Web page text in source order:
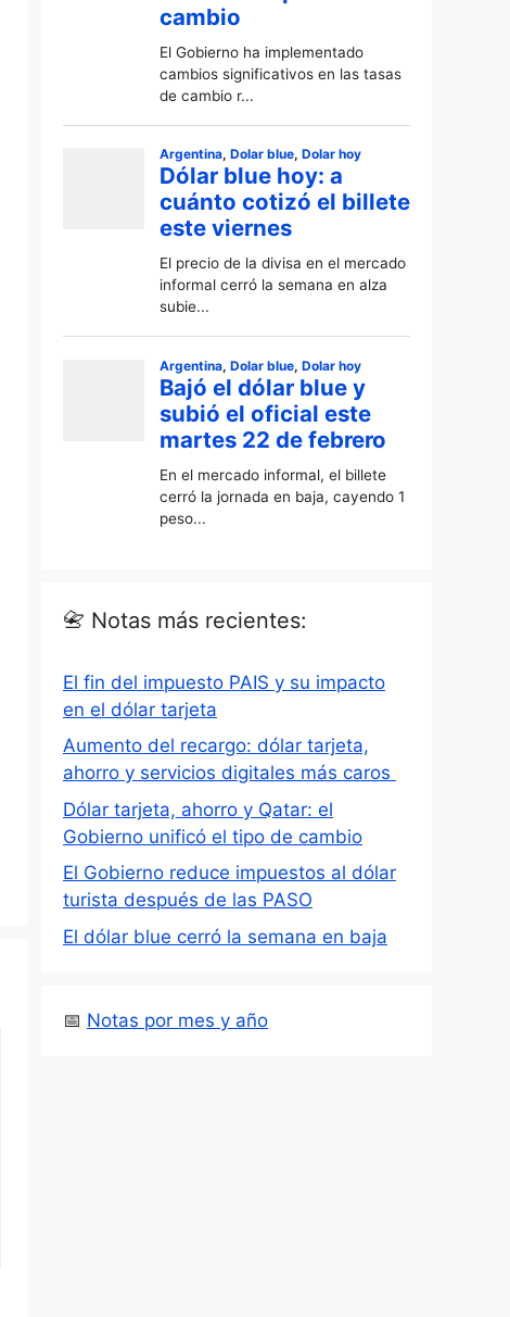
📇 Notas más recientes:
El fin del impuesto PAIS y su impacto
en el dólar tarjeta
Aumento del recargo: dólar tarjeta,
ahorro y servicios digitales más caros
Dólar tarjeta, ahorro y Qatar: el
Gobierno unificó el tipo de cambio
El Gobierno reduce impuestos al dólar
turista después de las PASO
El dólar blue cerró la semana en baja
📅 Notas por mes y año